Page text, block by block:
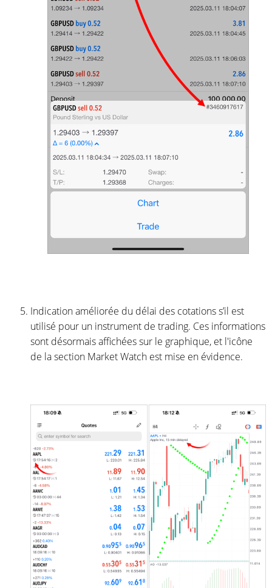
Indication améliorée du délai des cotations s’il est
utilisé pour un instrument de trading. Ces informations
sont désormais affichées sur le graphique, et l'icône
de la section Market Watch est mise en évidence.